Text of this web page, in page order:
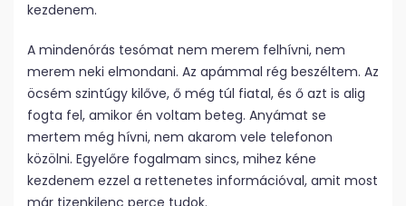
kezdenem.
A mindenórás tesómat nem merem felhívni, nem
merem neki elmondani. Az apámmal rég beszéltem. Az
öcsém szint­úgy kilőve, ő még túl fiatal, és ő azt is alig
fogta fel, amikor én voltam beteg. Anyámat se
mertem még hívni, nem akarom vele telefonon
közölni. Egyelőre fogalmam sincs, mihez kéne
kezdenem ezzel a rettenetes információval, amit most
már tizenkilenc perce tudok.